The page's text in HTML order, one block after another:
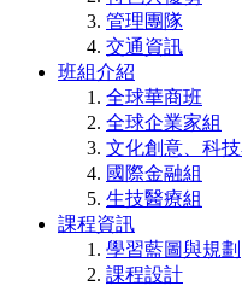
管理團隊
交通資訊
班組介紹
全球華商班
全球企業家組
文化創意、科
國際金融組
生技醫療組
課程資訊
學習藍圖與規劃
課程設計